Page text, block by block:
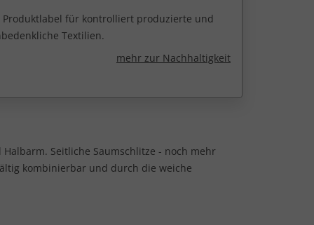
Produktlabel für kontrolliert produzierte und
Textilien.
mehr zur Nachhaltigkeit
Seitliche Saumschlitze - noch mehr
kombinierbar und durch die weiche